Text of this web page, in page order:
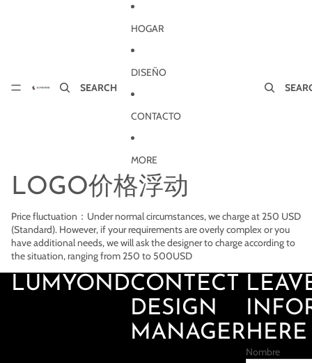
SEARCH
HOGAR
DISEÑO
CONTACTO
MORE
LOGO价格浮动
Price fluctuation：Under normal circumstances, we charge at 250 USD
(Standard). However, if your requirements are overly complex or you
have additional needs, we will ask the designer to charge according to
the situation, ranging from 250 to 500USD
LUMYONDCONTECT
DESIGN
MANAGERHERE
Nombre